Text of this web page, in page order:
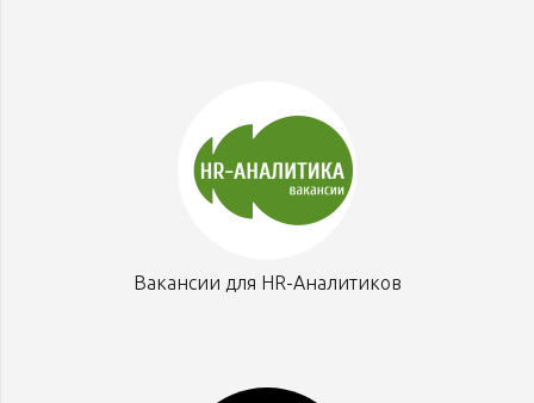
Вакансии для HR-Аналитиков